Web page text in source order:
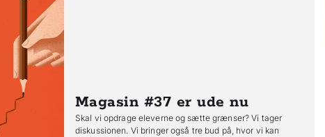
Magasin #37 er ude nu
Skal vi opdrage eleverne og sætte grænser? Vi tager
diskussionen. Vi bringer også tre bud på, hvor vi kan